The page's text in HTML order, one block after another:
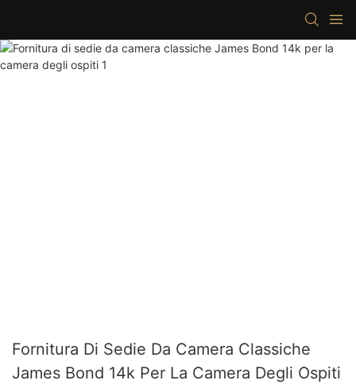
Fornitura Di Sedie Da Camera Classiche
James Bond 14k Per La Camera Degli Ospiti